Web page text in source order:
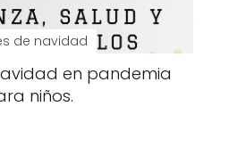
de navidad
en pandemia
niños.